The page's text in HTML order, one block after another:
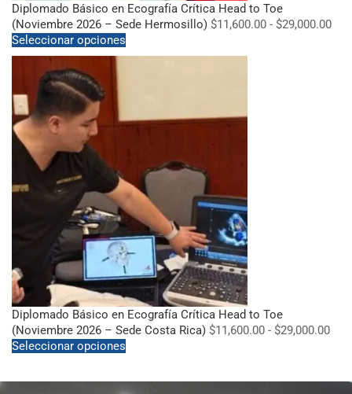
Diplomado Básico en Ecografía Crítica Head to Toe
(Noviembre 2026 – Sede Hermosillo) $11,600.00 - $29,000.00
Seleccionar opciones
Diplomado Básico en Ecografía Crítica Head to Toe
(Noviembre 2026 – Sede Costa Rica) $11,600.00 - $29,000.00
Seleccionar opciones